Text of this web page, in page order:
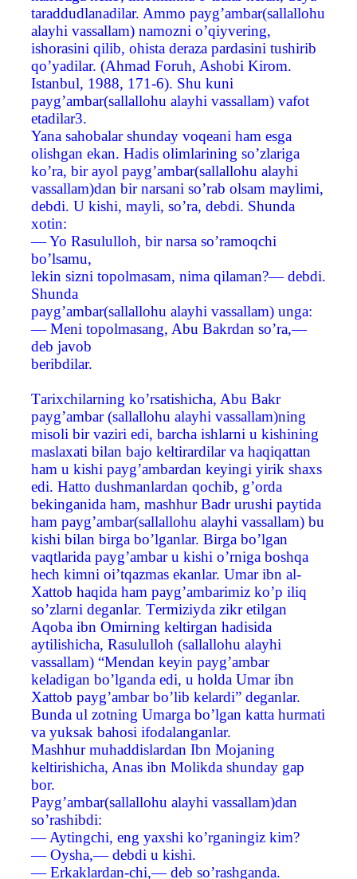
taraddudlanadilar. Ammo payg’ambar(sallallohu
alayhi vassallam) namozni o’qiyvering,
ishorasini qilib, ohista deraza pardasini tushirib
qo’yadilar. (Ahmad Foruh, Ashobi Kirom.
Istanbul, 1988, 171-6). Shu kuni
payg’ambar(sallallohu alayhi vassallam) vafot
etadilar3.
Yana sahobalar shunday voqeani ham esga
olishgan ekan. Hadis olimlarining so’zlariga
ko’ra, bir ayol payg’ambar(sallallohu alayhi
vassallam)dan bir narsani so’rab olsam maylimi,
debdi. U kishi, mayli, so’ra, debdi. Shunda
xotin:
— Yo Rasululloh, bir narsa so’ramoqchi
bo’lsamu,
lekin sizni topolmasam, nima qilaman?— debdi.
Shunda
payg’ambar(sallallohu alayhi vassallam) unga:
— Meni topolmasang, Abu Bakrdan so’ra,—
deb javob
beribdilar.
Тarixchilarning ko’rsatishicha, Abu Bakr
payg’ambar (sallallohu alayhi vassallam)ning
misoli bir vaziri edi, barcha ishlarni u kishining
maslaxati bilan bajo keltirardilar va haqiqattan
ham u kishi payg’ambardan keyingi yirik shaxs
edi. Hatto dushmanlardan qochib, g’orda
bekinganida ham, mashhur Badr urushi paytida
ham payg’ambar(sallallohu alayhi vassallam) bu
kishi bilan birga bo’lganlar. Birga bo’lgan
vaqtlarida payg’ambar u kishi o’rniga boshqa
hech kimni oi’tqazmas ekanlar. Umar ibn al-
Хattob haqida ham payg’ambarimiz ko’p iliq
so’zlarni deganlar. Тermiziyda zikr etilgan
Aqoba ibn Omirning keltirgan hadisida
aytilishicha, Rasululloh (sallallohu alayhi
vassallam) “Mendan keyin payg’ambar
keladigan bo’lganda edi, u holda Umar ibn
Хattob payg’ambar bo’lib kelardi” deganlar.
Bunda ul zotning Umarga bo’lgan katta hurmati
va yuksak bahosi ifodalanganlar.
Mashhur muhaddislardan Ibn Mojaning
keltirishicha, Anas ibn Molikda shunday gap
bor.
Payg’ambar(sallallohu alayhi vassallam)dan
so’rashibdi:
— Aytingchi, eng yaxshi ko’rganingiz kim?
— Oysha,— debdi u kishi.
— Erkaklardan-chi,— deb so’rashganda.